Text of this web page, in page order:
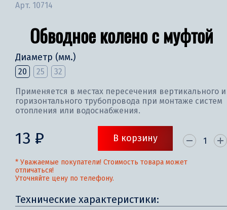
Арт. 10714
Обводное колено с муфтой
Диаметр (мм.)
20 25 32
Применяется в местах пересечения вертикального и
горизонтального трубопровода при монтаже систем
отопления или водоснабжения.
13 ₽ В корзину
* Уважаемые покупатели! Стоимость товара может
отличаться!
Уточняйте цену по телефону.
Технические характеристики: